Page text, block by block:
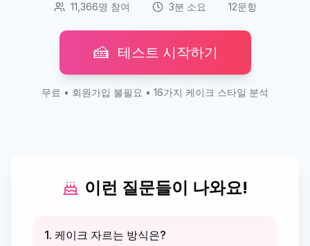
11,366명 참여 3분 소요 12문항
🍰 테스트 시작하기
무료 • 회원가입 불필요 • 16가지 케이크 스타일 분석
이런 질문들이 나와요!
1. 케이크 자르는 방식은?